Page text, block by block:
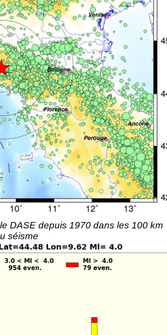
DASE depuis 1970 dans les 100 km
séisme